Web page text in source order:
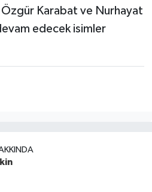
Özgür Karabat ve Nurhayat
edecek isimler